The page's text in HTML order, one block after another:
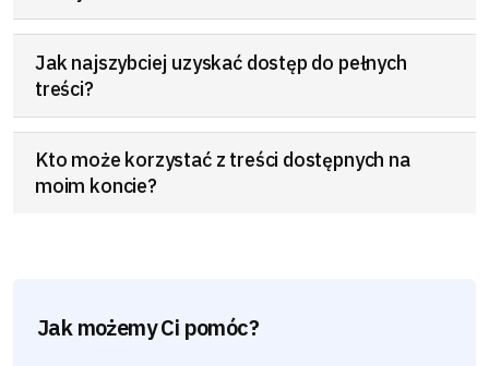
Jak najszybciej uzyskać dostęp do pełnych
treści?
Kto może korzystać z treści dostępnych na
moim koncie?
Jak możemy Ci pomóc?